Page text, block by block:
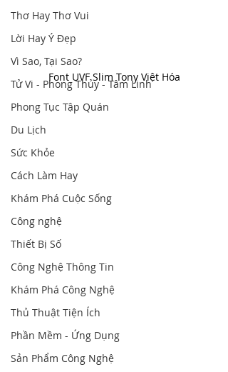
Thơ Hay Thơ Vui
Lời Hay Ý Đẹp
Vì Sao, Tại Sao?
Tử Vi - Phong Thủy - Tâm Linh
Phong Tục Tập Quán
Du Lịch
Sức Khỏe
Cách Làm Hay
Khám Phá Cuộc Sống
Công nghệ
Thiết Bị Số
Công Nghệ Thông Tin
Khám Phá Công Nghệ
Thủ Thuật Tiện Ích
Phần Mềm - Ứng Dụng
Sản Phẩm Công Nghệ
Font UVF Slim Tony Việt Hóa